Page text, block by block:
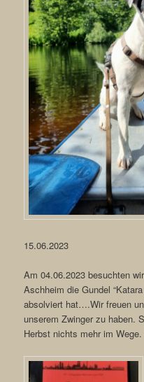
15.06.2023
Am 04.06.2023 besuchten
Aschheim die Gundel
absolviert hat….Wir freuen
unserem Zwinger zu haben.
Herbst nichts mehr im Wege.